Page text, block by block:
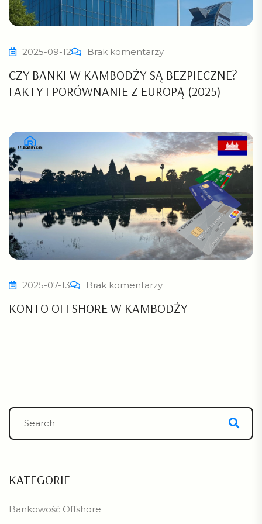
2025-09-12 Brak komentarzy
CZY BANKI W KAMBODŻY SĄ BEZPIECZNE?
FAKTY I PORÓWNANIE Z EUROPĄ (2025)
2025-07-13 Brak komentarzy
KONTO OFFSHORE W KAMBODŻY
KATEGORIE
Bankowość Offshore